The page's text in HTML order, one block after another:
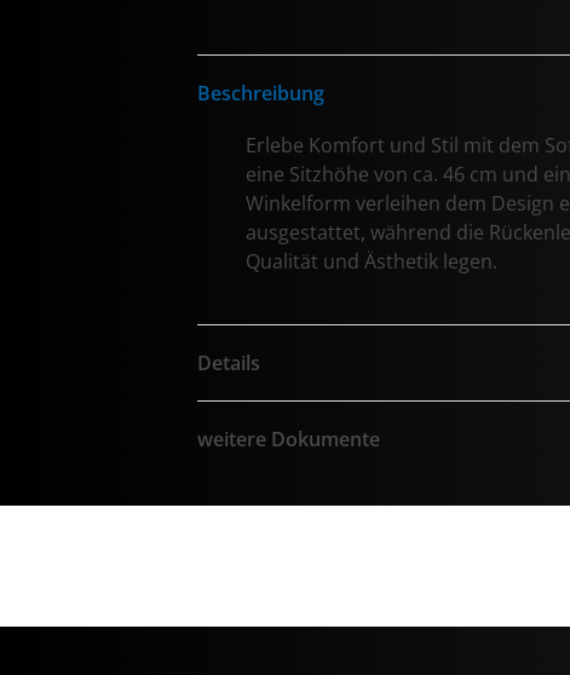
Beschreibung
Erlebe Komfort und Stil mit dem
eine Sitzhöhe von ca. 46 cm und
Winkelform verleihen dem Design
ausgestattet, während die
Qualität und Ästhetik legen.
Details
weitere Dokumente